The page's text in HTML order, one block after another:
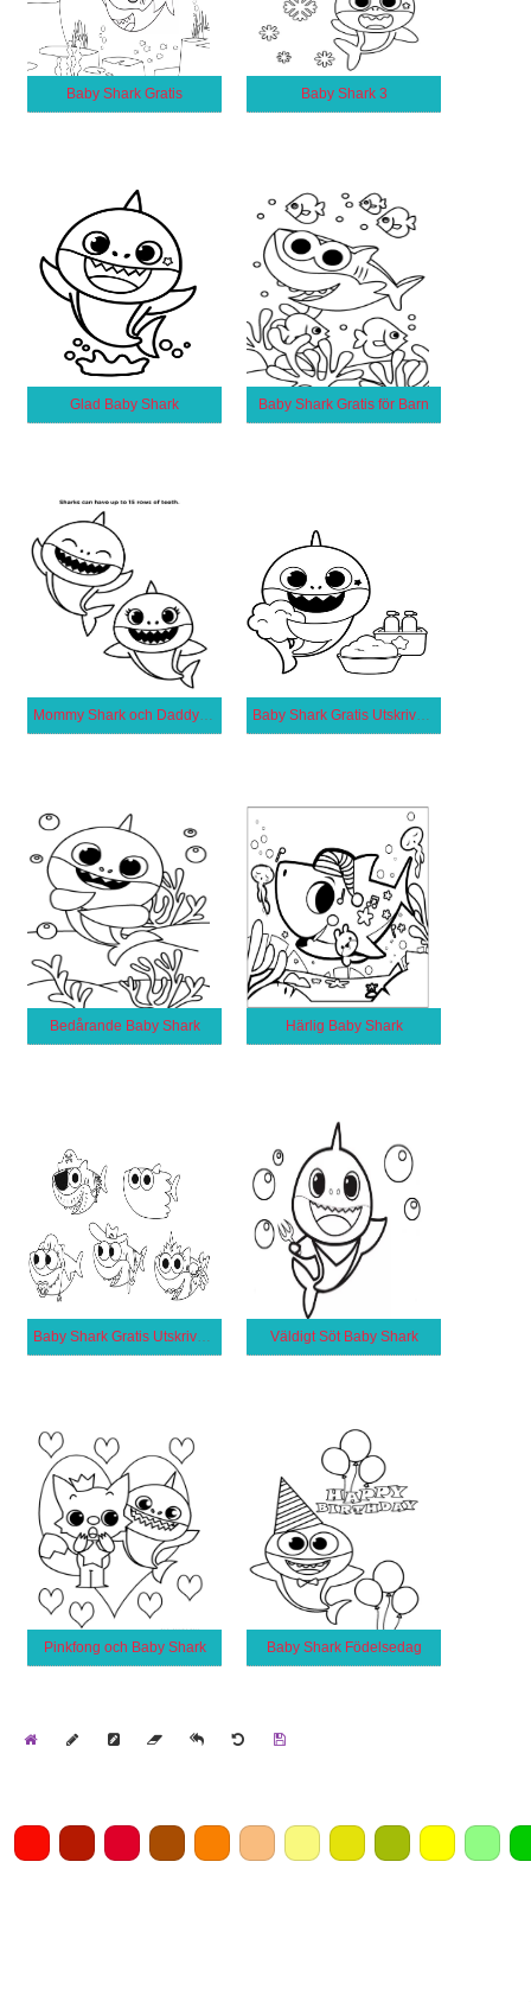
Baby Shark Gratis Baby Shark 3
Glad Baby Shark Baby Shark Gratis för Barn
Mommy Shark och Daddy Shark Baby Shark Gratis Utskrivbar
Bedårande Baby Shark Härlig Baby Shark
Baby Shark Gratis Utskrivbar för Barn Väldigt Söt Baby Shark
Pinkfong och Baby Shark Baby Shark Födelsedag